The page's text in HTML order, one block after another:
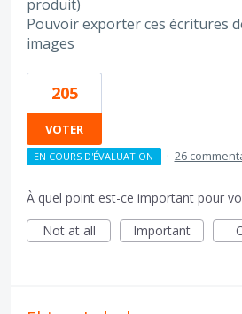
produit)
Pouvoir exporter ces écritures
images
205
VOTER
EN COURS D'ÉVALUATION · 26
À quel point est-ce important pour
Not at all
Important